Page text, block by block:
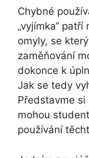
Chybné
„vyjímka“
omyly, se
zaměňování
dokonce k
Jak se tedy
Představme
mohou
používání